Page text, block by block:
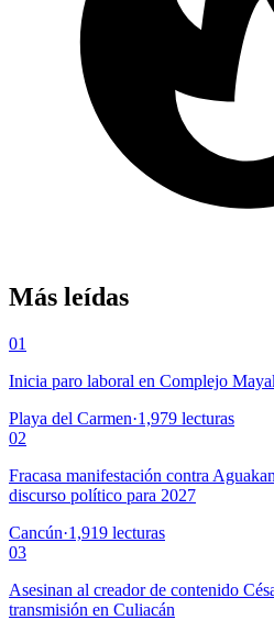
Más leídas
01
Inicia paro laboral en Complejo
Playa del Carmen·1,979 lecturas
02
Fracasa manifestación contra
discurso político para 2027
Cancún·1,919 lecturas
03
Asesinan al creador de contenido
transmisión en Culiacán